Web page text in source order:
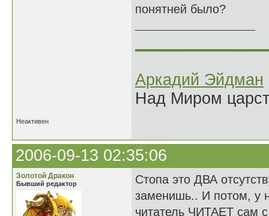
понятней было?
Аркадий Эйдман
Над Миром
Неактивен
2006-09-13 02:35:06
Золотой Дракон
Бывший редактор
Стопа это ДВА
заменишь.. И потом, у
читатель ЧИТАЕТ сам